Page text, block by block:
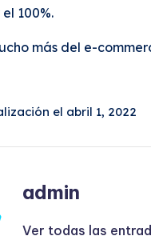
100%.
más del e-
el abril 1, 2022
admin
Ver todas las